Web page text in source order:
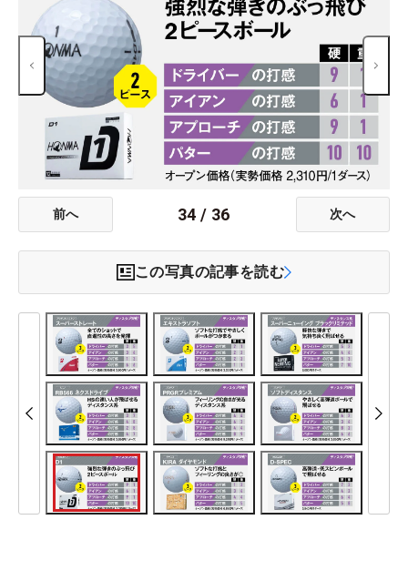
前へ 34 / 36 次へ
この写真の記事を読む